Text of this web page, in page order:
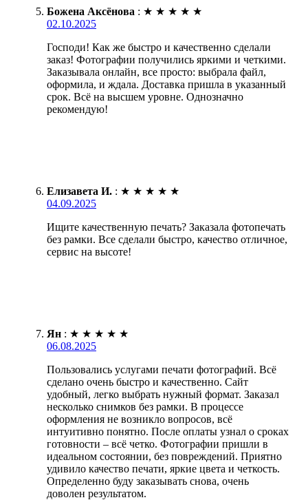
Божена Аксёнова : ★ ★ ★ ★ ★
02.10.2025
Господи! Как же быстро и качественно сделали
заказ! Фотографии получились яркими и четкими.
Заказывала онлайн, все просто: выбрала файл,
оформила, и ждала. Доставка пришла в указанный
срок. Всё на высшем уровне. Однозначно
рекомендую!
Елизавета И. : ★ ★ ★ ★ ★
04.09.2025
Ищите качественную печать? Заказала фотопечать
без рамки. Все сделали быстро, качество отличное,
сервис на высоте!
Ян : ★ ★ ★ ★ ★
06.08.2025
Пользовались услугами печати фотографий. Всё
сделано очень быстро и качественно. Сайт
удобный, легко выбрать нужный формат. Заказал
несколько снимков без рамки. В процессе
оформления не возникло вопросов, всё
интуитивно понятно. После оплаты узнал о сроках
готовности – всё четко. Фотографии пришли в
идеальном состоянии, без повреждений. Приятно
удивило качество печати, яркие цвета и четкость.
Определенно буду заказывать снова, очень
доволен результатом.